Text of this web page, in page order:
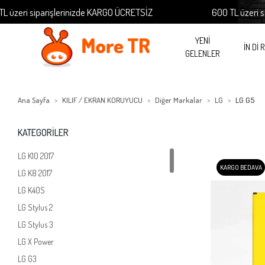
KARGO ÜCRETSİZ 600 TL üzeri
YENİ
GELENLER
İN Dİ
Ana Sayfa KILIF / EKRAN KORUYUCU Diğer Markalar LG LG G5
KATEGORİLER
LG K10 2017
LG K8 2017
LG K40S
LG Stylus 2
LG Stylus 3
LG X Power
LG G3
KARGO BEDAVA